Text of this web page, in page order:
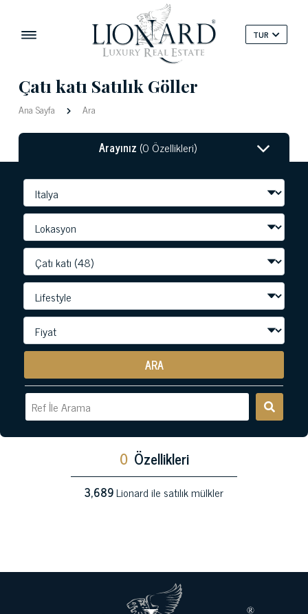
TUR
Çatı katı Satılık Göller
Ana Sayfa Ara
Arayınız (0 Özellikleri)
ARA
0 Özellikleri
3,689Lionard ile satılık mülkler